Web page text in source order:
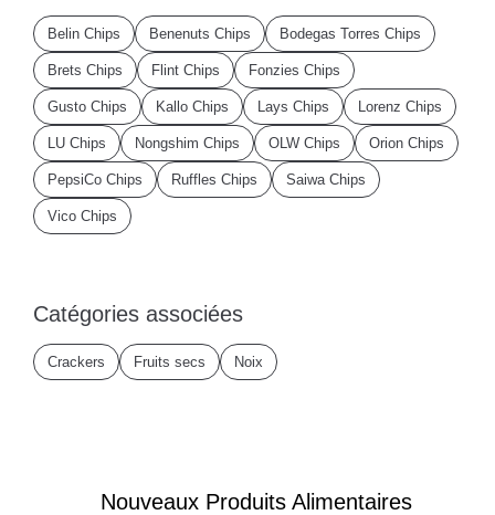
Nouveaux Produits Alimentaires
Belin Chips Benenuts Chips Bodegas Torres Chips
Brets Chips Flint Chips Fonzies Chips
Gusto Chips Kallo Chips Lays Chips Lorenz Chips
LU Chips Nongshim Chips OLW Chips Orion Chips
PepsiCo Chips Ruffles Chips Saiwa Chips
Vico Chips
Catégories associées
Crackers Fruits secs Noix